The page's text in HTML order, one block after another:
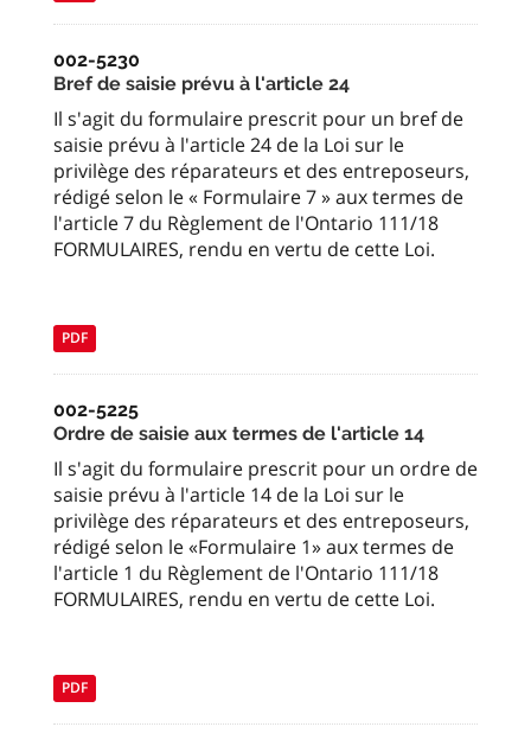
002-5230
Bref de saisie prévu à l'article 24
Il s'agit du formulaire prescrit pour un bref de
saisie prévu à l'article 24 de la Loi sur le
privilège des réparateurs et des entreposeurs,
rédigé selon le « Formulaire 7 » aux termes de
l'article 7 du Règlement de l'Ontario 111/18
FORMULAIRES, rendu en vertu de cette Loi.
PDF
002-5225
Ordre de saisie aux termes de l'article 14
Il s'agit du formulaire prescrit pour un ordre de
saisie prévu à l'article 14 de la Loi sur le
privilège des réparateurs et des entreposeurs,
rédigé selon le «Formulaire 1» aux termes de
l'article 1 du Règlement de l'Ontario 111/18
FORMULAIRES, rendu en vertu de cette Loi.
PDF